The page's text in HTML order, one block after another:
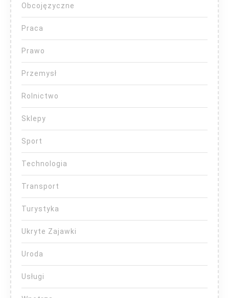
Obcojęzyczne
Praca
Prawo
Przemysł
Rolnictwo
Sklepy
Sport
Technologia
Transport
Turystyka
Ukryte Zajawki
Uroda
Usługi